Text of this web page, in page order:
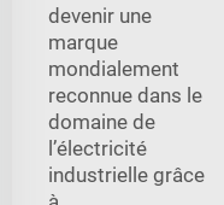
devenir une
marque
mondialement
reconnue dans le
domaine de
l’électricité
industrielle grâce